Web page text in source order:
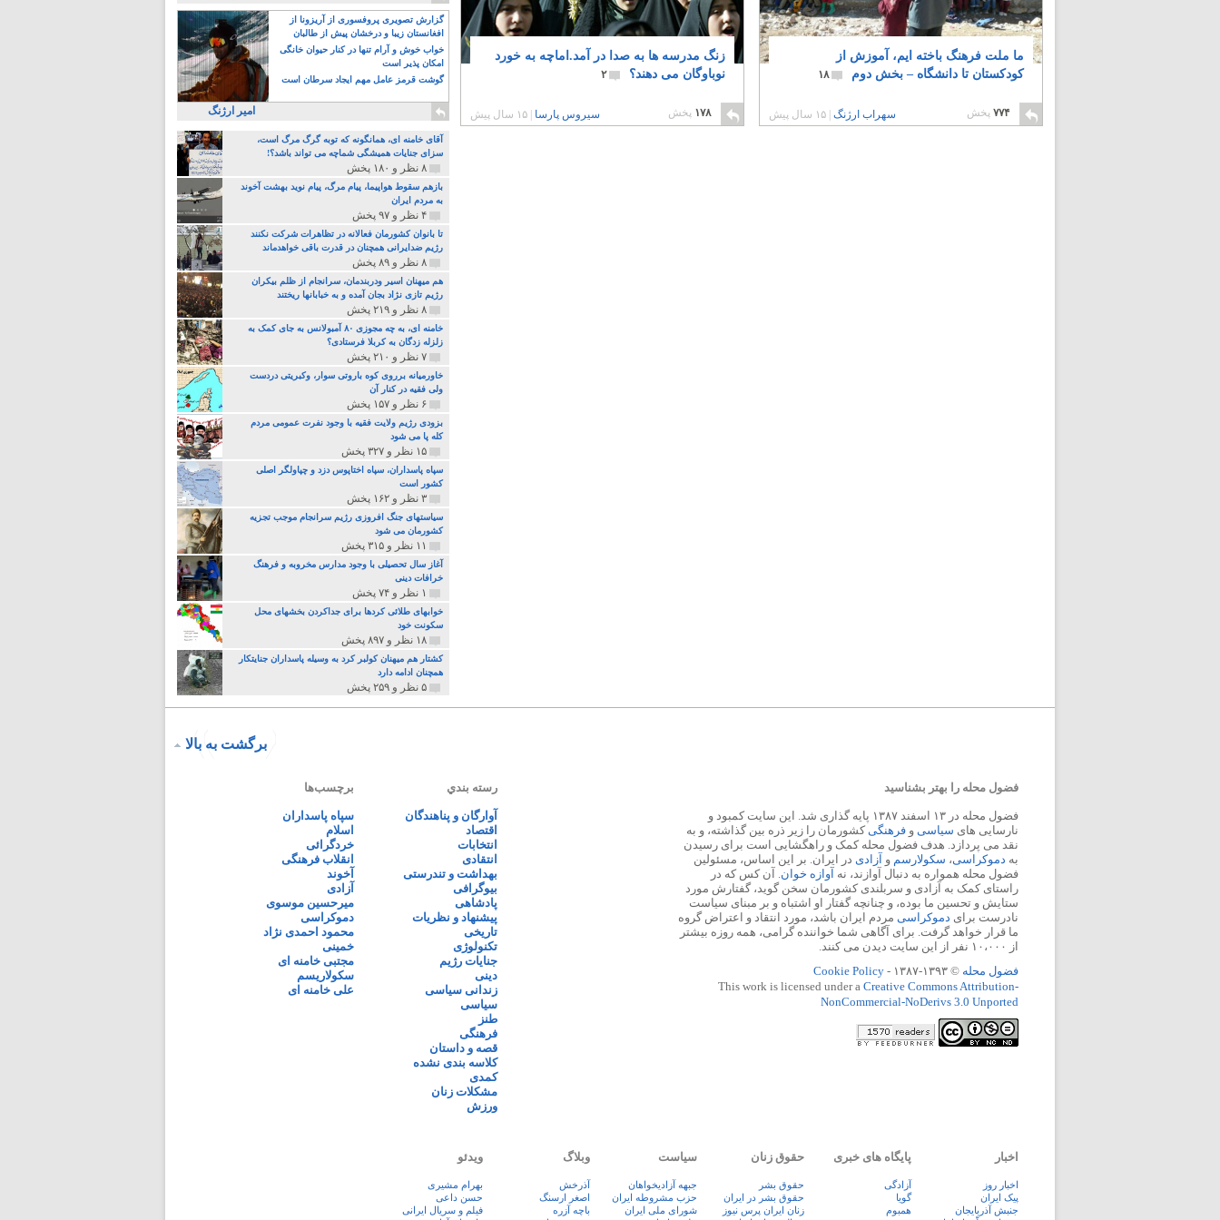
ما ملت فرهنگ باخته ایم، آموزش از
کودکستان تا دانشگاه – بخش دوم
۱۸
۷۷۴ پخش سهراب ارژنگ |۱۵ سال پیش
زنگ مدرسه ها به صدا در آمد.اماچه به خورد
نوباوگان می دهند؟
۲
۱۷۸ پخش سیروس پارسا ۱۵ سال پیش
گزارش تصویری پروفسوری از آریزونا از
افغانستان زیبا و درخشان پیش از طالبان
خواب خوش و آرام تنها در کنار حیوان خانگی
امکان پذیر است
گوشت قرمز عامل مهم ایجاد سرطان است
امیر ارژنگ
آقای خامنه ای، همانگونه که توبه گرگ مرگ است،
سزای جنایات همیشگی شماچه می تواند باشد؟!
۸ نظر و ۱۸۰ پخش
بازهم سقوط هواپیما، پیام مرگ، پیام نوید بهشت آخوند
به مردم ایران
۴ نظر و ۹۷ پخش
تا بانوان کشورمان فعالانه در تظاهرات شرکت نکنند
رژیم ضدایرانی همچنان در قدرت باقی خواهدماند
۸ نظر و ۸۹ پخش
هم میهنان اسیر ودربندمان، سرانجام از ظلم بیکران
رژیم تازی نژاد بجان آمده و به خبابانها ریختند
۸ نظر و ۲۱۹ پخش
خامنه ای، به چه مجوزی ۸۰ آمبولانس به جای کمک به
زلزله زدگان به کربلا فرستادی؟
۷ نظر و ۲۱۰ پخش
خاورمیانه برروی کوه باروتی سوار، وکبریتی دردست
ولی فقیه در کنار آن
۶ نظر و ۱۵۷ پخش
بزودی رژیم ولایت فقیه با وجود نفرت عمومی مردم
کله پا می شود
۱۵ نظر و ۳۲۷ پخش
سپاه پاسداران، سپاه اختاپوس دزد و چپاولگر اصلی
کشور است
۳ نظر و ۱۶۲ پخش
سیاستهای جنگ افروزی رژیم سرانجام موجب تجزیه
کشورمان می شود
۱۱ نظر و ۳۱۵ پخش
آغاز سال تحصیلی با وجود مدارس مخروبه و فرهنگ
خرافات دینی
۱ نظر و ۷۴ پخش
خوابهای طلائی کردها برای جداکردن بخشهای محل
سکونت خود
۱۸ نظر و ۸۹۷ پخش
کشتار هم میهنان کولبر کرد به وسیله پاسداران جنایتکار
همچنان ادامه دارد
۵ نظر و ۲۵۹ پخش
برگشت به بالا
فضول محله را بهتر بشناسید
فضول محله در ۱۳ اسفند ۱۳۸۷ پایه گذاری شد. این سایت کمبود و
نارسایی های سیاسی و فرهنگیکشورمان را زیر ذره بین گذاشته، و به
نقد می پردازد. هدف فضول محله کمک و راهگشایی است برای رسیدن
به دموکراسی، سکولارسم و آزادی در ایران. بر این اساس، مسئولین
فضول محله همواره به دنبال آوازند، نه آوازه خوان. آن کس که در
راستای کمک به آزادی و سربلندی کشورمان سخن گوید، گفتارش مورد
ستایش و تحسین ما بوده، و چنانچه گفتار او اشتباه و بر مبنای سیاست
نادرست برای دموکراسی مردم ایران باشد، مورد انتقاد و اعتراض گروه
ما قرار خواهد گرفت. برای آگاهی شما خواننده گرامی، همه روزه بیشتر
از ۱۰،۰۰۰ نفر از این سایت دیدن می کنند.
فضول محله © ۱۳۹۳-۱۳۸۷ -
Cookie Policy
This work is licensed under a Creative Commons Attribution-
NonCommercial-NoDerivs 3.0 Unported
رسته بندي
آوارگان و پناهندگان
اقتصاد
انتخابات
انتقادی
بهداشت و تندرستی
بیوگرافی
پادشاهی
پیشنهاد و نظریات
تاریخی
تکنولوژی
جنایات رژیم
دینی
زندانی سیاسی
سیاسی
طنز
فرهنگی
قصه و داستان
کلاسه بندی نشده
کمدی
مشکلات زنان
ورزش
برچسب‌ها
سپاه پاسداران
اسلام
خردگرائی
انقلاب فرهنگی
آخوند
آزادی
میرحسین موسوی
دموکراسی
محمود احمدی نژاد
خمینی
مجتبی خامنه ای
سکولاریسم
علی خامنه ای
اخبار
اخبار روز
پيک ايران
جنبش آذربایجان
پایگاه های خبری
آزادگی
گویا
همبوم
حقوق زنان
حقوق بشر
حقوق بشر در ایران
زنان ايران پرس نيوز
سیاست
جبهه آزادیخواهان
حزب مشروطه ایران
شورای ملی ایران
وبلاگ
آذرخش
اصغر ارسنگ
باچه آزره
ویدئو
بهرام مشیری
حسن داعی
فيلم و سريال ايرانی